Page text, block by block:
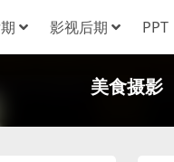
影视后期 PPT
美食摄影